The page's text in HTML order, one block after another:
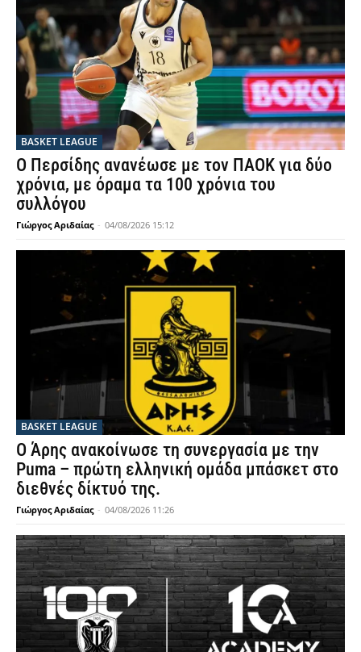
BASKET LEAGUE
Ο Περσίδης ανανέωσε με τον ΠΑΟΚ για δύο
χρόνια, με όραμα τα 100 χρόνια του
συλλόγου
Γιώργος Αριδαίας - 04/08/2026 15:12
BASKET LEAGUE
Ο Άρης ανακοίνωσε τη συνεργασία με την
Puma – πρώτη ελληνική ομάδα μπάσκετ στο
διεθνές δίκτυό της.
Γιώργος Αριδαίας - 04/08/2026 11:26